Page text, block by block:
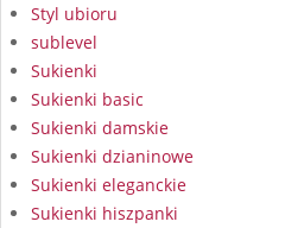
Styl ubioru
sublevel
Sukienki
Sukienki basic
Sukienki damskie
Sukienki dzianinowe
Sukienki eleganckie
Sukienki hiszpanki